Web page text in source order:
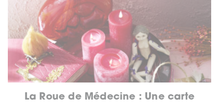
La Roue de Médecine : Une carte